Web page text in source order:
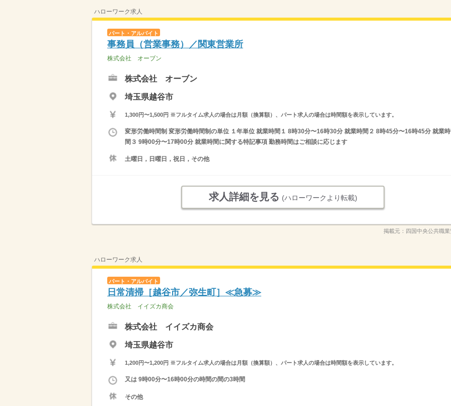
ハローワーク求人
パート・アルバイト
事務員（営業事務）／関東営業所
株式会社 オーブン
株式会社 オーブン
埼玉県越谷市
1,300円〜1,500円 ※フルタイム求人の場合は月額（換算額）、パート求人の場合は時間額を表示しています。
変形労働時間制 変形労働時間制の単位 １年単位 就業時間１ 8時30分〜16時30分 就業時間２ 8時45分〜16時45分 就業時
間３ 9時00分〜17時00分 就業時間に関する特記事項 勤務時間はご相談に応じます
土曜日，日曜日，祝日，その他
求人詳細を見る (ハローワークより転載)
掲載元： 四国中央公共職
ハローワーク求人
パート・アルバイト
日常清掃［越谷市／弥生町］≪急募≫
株式会社 イイズカ商会
株式会社 イイズカ商会
埼玉県越谷市
1,200円〜1,200円 ※フルタイム求人の場合は月額（換算額）、パート求人の場合は時間額を表示しています。
又は 9時00分〜16時00分の時間の間の3時間
その他